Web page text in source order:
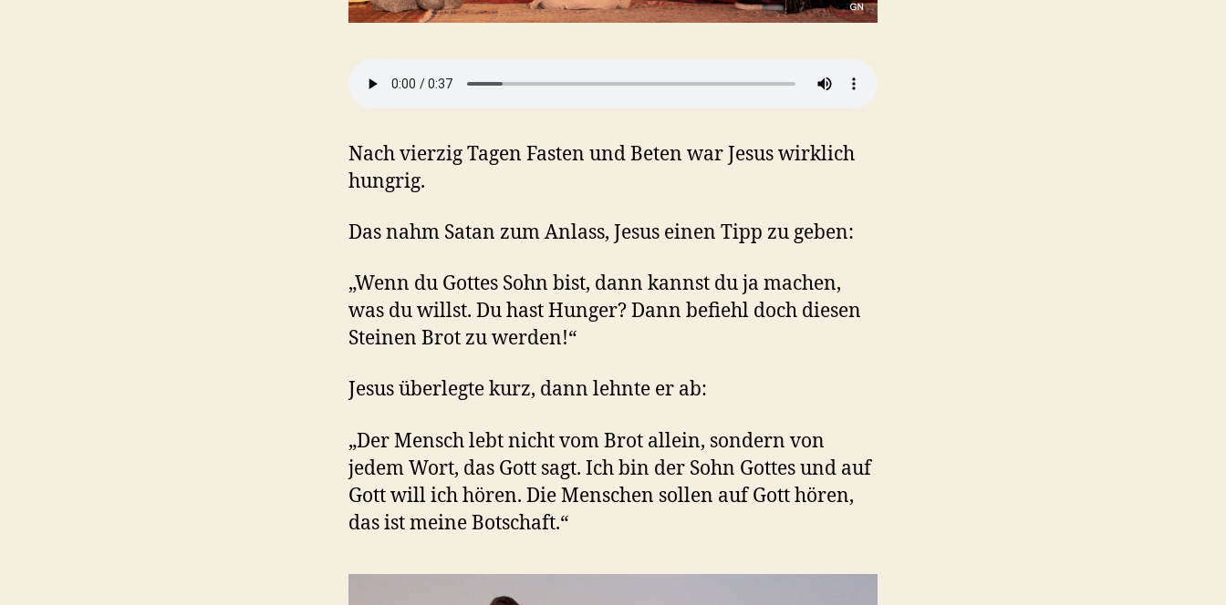
Nach vierzig Tagen Fasten und Beten war Jesus wirklich
hungrig.
Das nahm Satan zum Anlass, Jesus einen Tipp zu geben:
„Wenn du Gottes Sohn bist, dann kannst du ja machen,
was du willst. Du hast Hunger? Dann befiehl doch diesen
Steinen Brot zu werden!“
Jesus überlegte kurz, dann lehnte er ab:
„Der Mensch lebt nicht vom Brot allein, sondern von
jedem Wort, das Gott sagt. Ich bin der Sohn Gottes und auf
Gott will ich hören. Die Menschen sollen auf Gott hören,
das ist meine Botschaft.“